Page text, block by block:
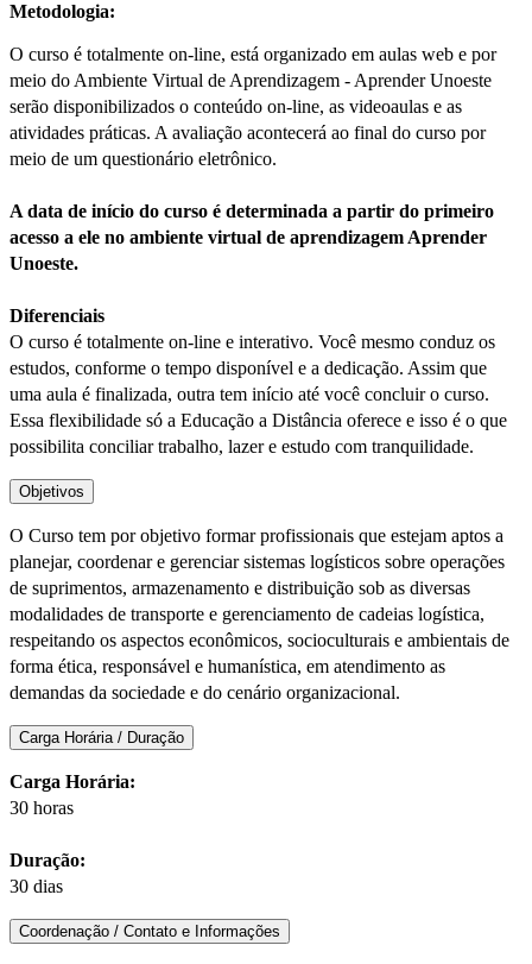
Metodologia:
O curso é totalmente on-line, está organizado em aulas web e por
meio do Ambiente Virtual de Aprendizagem - Aprender Unoeste
serão disponibilizados o conteúdo on-line, as videoaulas e as
atividades práticas. A avaliação acontecerá ao final do curso por
meio de um questionário eletrônico.
A data de início do curso é determinada a partir do primeiro
acesso a ele no ambiente virtual de aprendizagem Aprender
Unoeste.
Diferenciais
O curso é totalmente on-line e interativo. Você mesmo conduz os
estudos, conforme o tempo disponível e a dedicação. Assim que
uma aula é finalizada, outra tem início até você concluir o curso.
Essa flexibilidade só a Educação a Distância oferece e isso é o que
possibilita conciliar trabalho, lazer e estudo com tranquilidade.
Objetivos
O Curso tem por objetivo formar profissionais que estejam aptos a
planejar, coordenar e gerenciar sistemas logísticos sobre operações
de suprimentos, armazenamento e distribuição sob as diversas
modalidades de transporte e gerenciamento de cadeias logística,
respeitando os aspectos econômicos, socioculturais e ambientais de
forma ética, responsável e humanística, em atendimento as
demandas da sociedade e do cenário organizacional.
Carga Horária / Duração
Carga Horária:
30 horas
Duração:
30 dias
Coordenação / Contato e Informações